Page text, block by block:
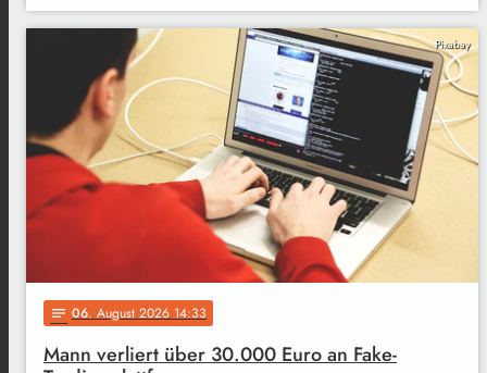
Pixabay
notes 06. August 2026 14:33
Mann verliert über 30.000 Euro an Fake-